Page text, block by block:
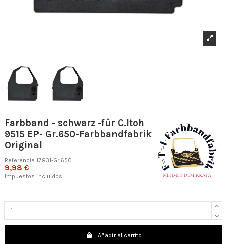
Farbband - schwarz -für C.Itoh
9515 EP- Gr.650-Farbbandfabrik
Original
Referencia 17831-Gr.650
9,98 €
Impuestos incluidos
Añadir al carrito